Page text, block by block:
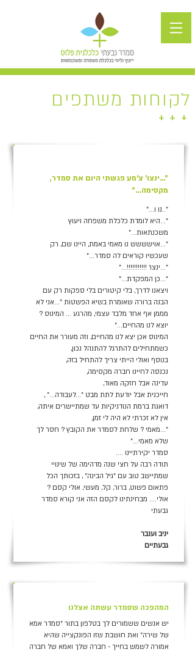
לקוחות משתפים
+ + +
המהפכה שסמדר עשתה אצלנו
יש אנשים ששמורים לך בטלפון בתור ״סמדר אמא
של שירה״ ואת חושבת שזו הפונקצייה שהיא
אמורה לשמש בחייך - חברה שלך ואמא של חברה
"...ינצו' צ'מע פגשתי היום את סמדר,
מקסימה…"
"..נו ו…"
"...היא לומדת כלכלת משפחה ויעוץ
משכנתאות…"
"...אוישששש נו מאמי באמת, היינו שם, רק
שעכשיו קוראים לה סמדר…"
"...ינצו' !!!!!!!!!!!..."
"...כן המפקדת…"
ויצאנו לדרך, בלי קיטורים בלי ספקות רק עם
הבנה ברורה שאומרת בשיא הפשטות "...אני לא
מממן אף אחד מלבד עצמי, מהרגע … המינוס ?
יוצא לנו מהחיים…"
המינוס אכן יצא לנו מהחיים, וזה מעורר את החיים
כשמתחילים להתרגל להתנהל נכון,
בנוסף ואולי הייתי צריך להתחיל בזה,
נכנסה לחיינו חברה מקסימה,
עדינה אבל חזקה מאוד,
חייכנית אבל יודעת לתת מבט "...לעבודה…" ,
דואגת ברמת הנודניקיות עד שמתיישרים איתה,
אין לא זכרתי לא היה לי זמן,
"...מאמי ? שלחת לסמדר את הקובץ ? חסר לך
שלא מאמי…"
סמדר יקירתיינו ….
תודה רבה על חצי שנה מדהימה של שינויי
שמתיישב טוב עם "גיל הבינה" , בזכותך הכל
פתאום פשוט, ברור, קל, מעשי, אולי קסם ?
אולי…. מבחינתינו לקסם הזה אני קורא סמדר
גבעתי
יניב וענבר
גבעתיים